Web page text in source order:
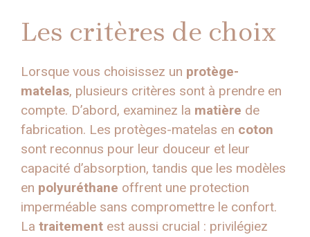
Les critères de choix
Lorsque vous choisissez un protège-
matelas, plusieurs critères sont à prendre en
compte. D’abord, examinez la matière de
fabrication. Les protèges-matelas en coton
sont reconnus pour leur douceur et leur
capacité d’absorption, tandis que les modèles
en polyuréthane offrent une protection
imperméable sans compromettre le confort.
La traitement est aussi crucial : privilégiez